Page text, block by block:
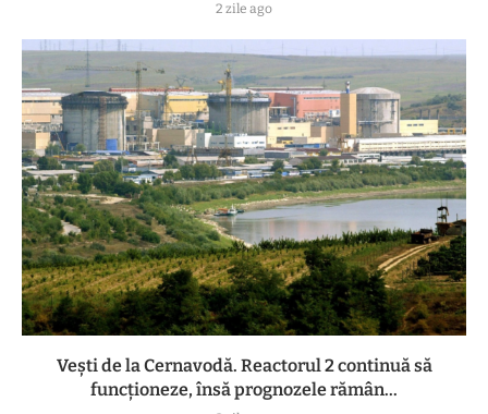
2 zile ago
Vești de la Cernavodă. Reactorul 2 continuă să
funcționeze, însă prognozele rămân...